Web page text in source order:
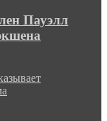
Пауэлл